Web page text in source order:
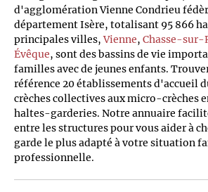
d'agglomération Vienne Condrieu
département Isère, totalisant 95 866
principales villes,Vienne, Chasse-sur-
Évêque, sont des bassins de vie
familles avec de jeunes enfants.
référence 20 établissements d'accueil
crèches collectives aux micro-crèches
haltes-garderies. Notre annuaire
entre les structures pour vous aider à
garde le plus adapté à votre situation
professionnelle.